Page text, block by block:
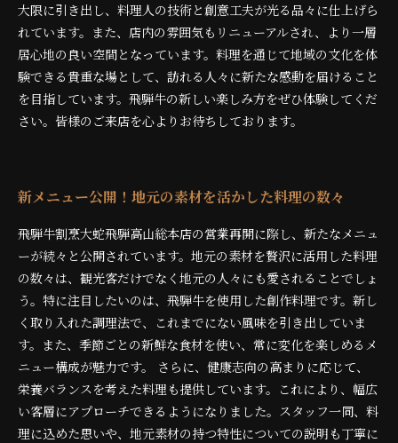
大限に引き出し、料理人の技術と創意工夫が光る品々に仕上げら
れています。また、店内の雰囲気もリニューアルされ、より一層
居心地の良い空間となっています。料理を通じて地域の文化を体
験できる貴重な場として、訪れる人々に新たな感動を届けること
を目指しています。飛騨牛の新しい楽しみ方をぜひ体験してくだ
さい。皆様のご来店を心よりお待ちしております。
新メニュー公開！地元の素材を活かした料理の数々
飛騨牛割烹大蛇飛騨高山総本店の営業再開に際し、新たなメニュ
ーが続々と公開されています。地元の素材を贅沢に活用した料理
の数々は、観光客だけでなく地元の人々にも愛されることでしょ
う。特に注目したいのは、飛騨牛を使用した創作料理です。新し
く取り入れた調理法で、これまでにない風味を引き出していま
す。また、季節ごとの新鮮な食材を使い、常に変化を楽しめるメ
ニュー構成が魅力です。 さらに、健康志向の高まりに応じて、
栄養バランスを考えた料理も提供しています。これにより、幅広
い客層にアプローチできるようになりました。スタッフ一同、料
理に込めた思いや、地元素材の持つ特性についての説明も丁寧に